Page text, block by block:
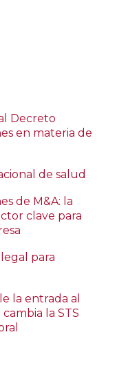
Decreto
en materia de
de salud
de M&A: la
clave para
para
la entrada al
la STS